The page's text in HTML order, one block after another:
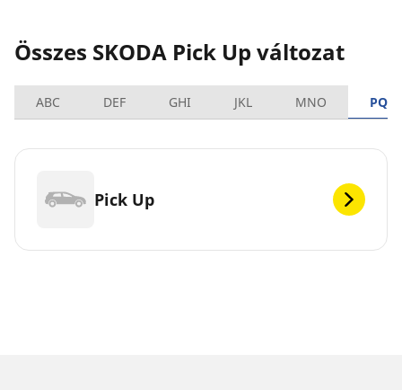
Összes SKODA Pick Up változat
ABC DEF GHI JKL MNO PQRS
Pick Up